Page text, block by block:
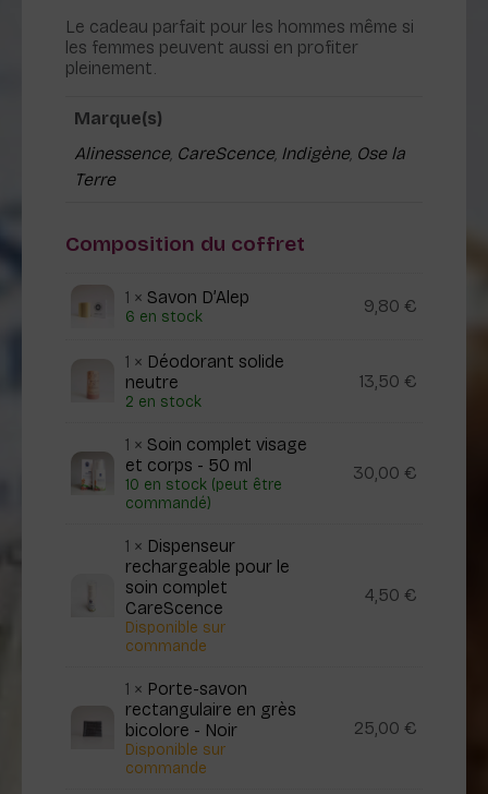
Le cadeau parfait pour les hommes même si
les femmes peuvent aussi en profiter
pleinement.
Marque(s)
Alinessence, CareScence, Indigène, Ose la
Terre
Composition du coffret
1 × Savon D’Alep
6 en stock 9,80 €
1 × Déodorant solide
neutre
2 en stock
13,50 €
1 × Soin complet visage
et corps - 50 ml
10 en stock (peut être
commandé)
30,00 €
1 × Dispenseur
rechargeable pour le
soin complet
CareScence
Disponible sur
commande
4,50 €
1 × Porte-savon
rectangulaire en grès
bicolore - Noir
Disponible sur
commande
25,00 €